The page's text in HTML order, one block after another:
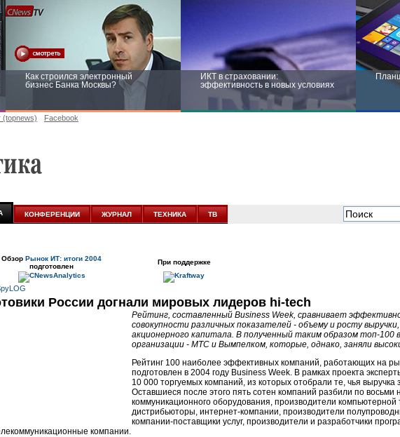
Как строился электронный
бизнес Банка Москвы?
ИКТ в страховании:
эффективность в новых условиях
новых условиях
(topnews) Facebook
КОНФЕРЕНЦИИ ЖУРНАЛ ТЕХНИКА ТВ
Обзор Рынок ИТ: итоги 2004
подготовлен
При поддержке
России догнали мировых лидеров hi-tech
Рейтинг, составленный Business Week, сравнивает
совокупности различных показателей - объему и росту
акционерного капитала. В полученный таким образом топ-100
организации - МТС и Вымпелком, которые, однако, заняли
Рейтинг 100 наиболее эффективных компаний, работающих на
подготовлен в 2004 году Business Week. В рамках проекта
10 000 торгуемых компаний, из которых отобрали те, чья
Оставшиеся после этого пять сотен компаний разбили по восьми
коммуникационного оборудования, производители
дистрибьюторы, интернет-компании, производители
компании-поставщики услуг, производители и разработчики
компании.